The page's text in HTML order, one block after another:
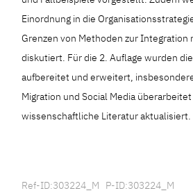
Einordnung in die
Grenzen von Methoden zur Integration
diskutiert. Für die 2. Auflage wurden
aufbereitet und erweitert,
Migration und Social Media
wissenschaftliche Literatur aktualisiert.
Ref-ID:303224_M P-ID:303224_M